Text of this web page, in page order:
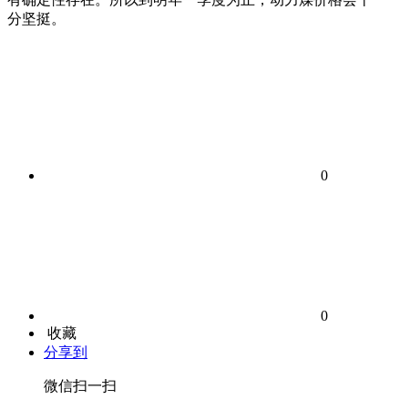
分坚挺。
0
0
收藏
分享到
微信扫一扫